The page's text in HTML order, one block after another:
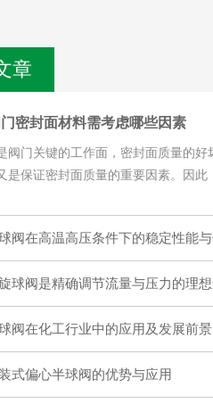
章
密封面材料需考虑哪些因素
阀门关键的工作面，密封面质量的
是保证密封面质量的重要因素。因
阀在高温高压条件下的稳定性能
球阀是精确调节流量与压力的理
阀在化工行业中的应用及发展前景
式偏心半球阀的优势与应用